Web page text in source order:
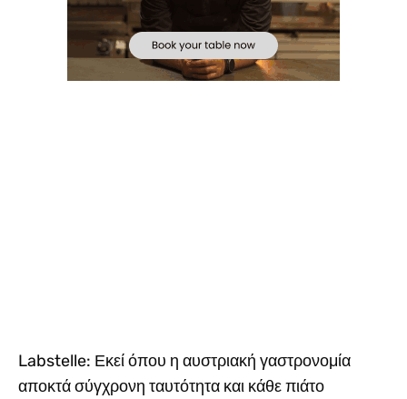
Labstelle: Εκεί όπου η αυστριακή γαστρονομία
αποκτά σύγχρονη ταυτότητα και κάθε πιάτο